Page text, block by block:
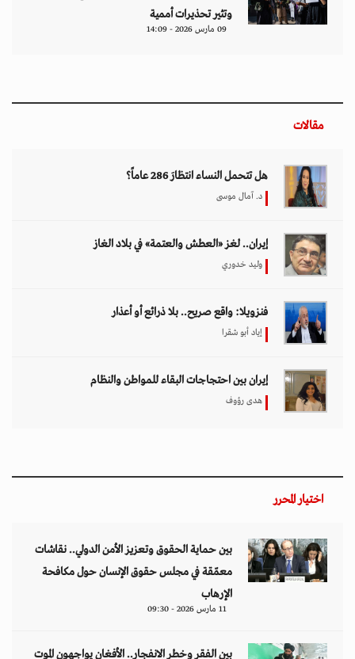
وتثير تحذيرات أممية
09 مارس 2026 - 14:09
مقالات
هل تتحمل النساء انتظارَ 286 عاماً؟
د. آمال موسى
إيران.. لغز «العطش والعتمة» في بلاد الغاز
وليد خدوري
فنزويلا: واقع صريح.. بلا ذرائع أو أعذار
إياد أبو شقرا
إيران بين احتجاجات البقاء للمواطن والنظام
هدى رؤوف
اختيار المحرر
بين حماية الحقوق وتعزيز الأمن الدولي.. نقاشات
معمّقة في مجلس حقوق الإنسان حول مكافحة
الإرهاب
11 مارس 2026 - 09:30
بين الفقر وخطر الانفجار.. الأفغان يواجهون الموت